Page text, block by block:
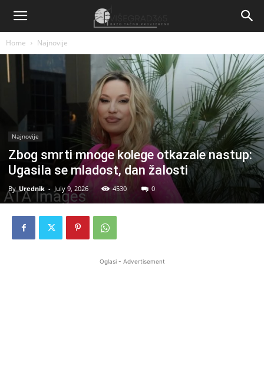
Home Najnovije
Najnovije
Zbog smrti mnoge kolege otkazale nastup:
UgasiIa se mladost, dan žaIosti
By Urednik - July 9, 2026 4530 0
Oglasi - Advertisement